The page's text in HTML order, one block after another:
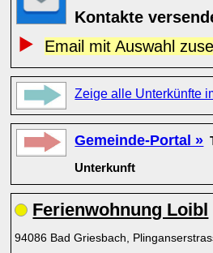
Kontakte
Email mit Auswahl
Zeige alle Unterkünfte
Gemeinde-Portal »
Unterkunft
Ferienwohnung Loibl
94086 Bad Griesbach,